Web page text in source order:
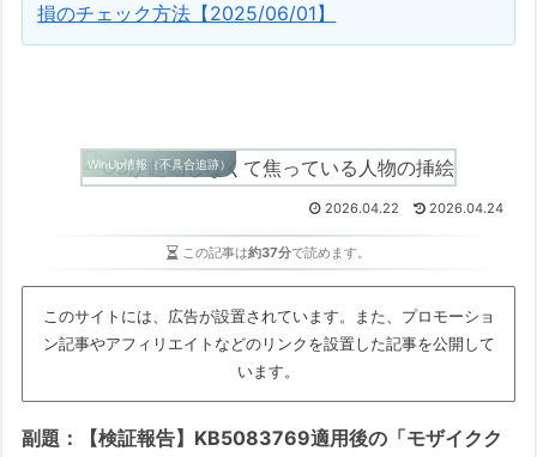
損のチェック方法【2025/06/01】
WinUp情報（不具合追跡）
2026.04.22 2026.04.24
この記事は約37分で読めます。
このサイトには、広告が設置されています。また、プロモーショ
ン記事やアフィリエイトなどのリンクを設置した記事を公開して
います。
副題：【検証報告】KB5083769適用後の「モザイクク